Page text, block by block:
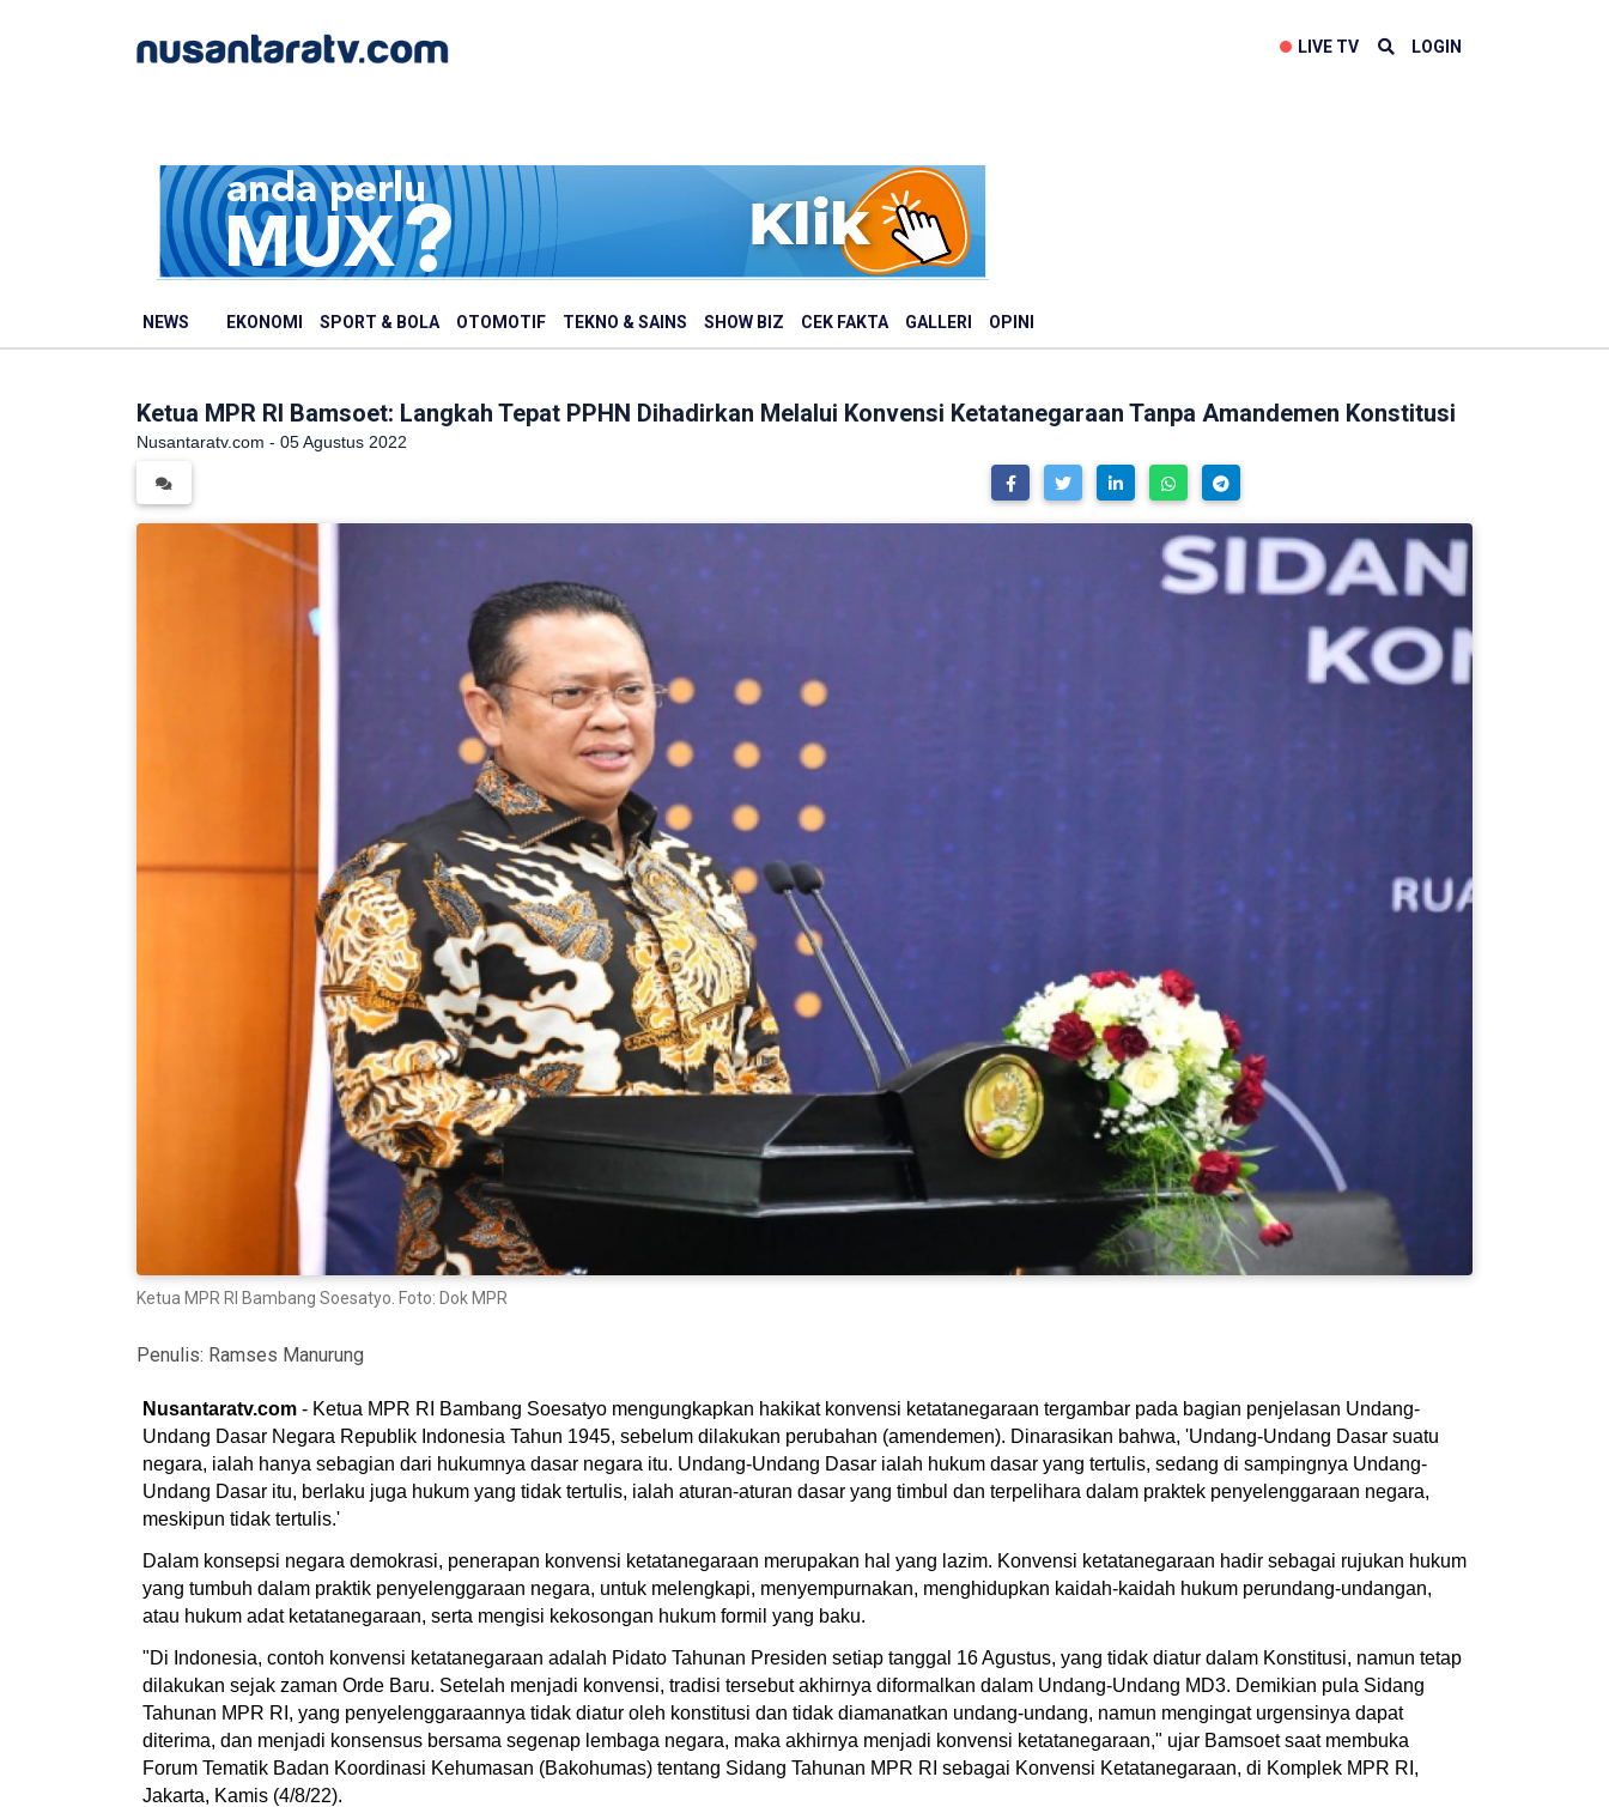
LIVE TV LOGIN
NEWS EKONOMI SPORT & BOLA OTOMOTIF TEKNO & SAINS SHOW BIZ CEK FAKTA GALLERI OPINI
Ketua MPR RI Bamsoet: Langkah Tepat PPHN Dihadirkan Melalui Konvensi Ketatanegaraan Tanpa Amandemen Konstitusi
Nusantaratv.com - 05 Agustus 2022
Ketua MPR RI Bambang Soesatyo. Foto: Dok MPR
Penulis: Ramses Manurung
Nusantaratv.com - Ketua MPR RI Bambang Soesatyo mengungkapkan hakikat konvensi ketatanegaraan tergambar pada bagian penjelasan Undang-
Undang Dasar Negara Republik Indonesia Tahun 1945, sebelum dilakukan perubahan (amendemen). Dinarasikan bahwa, 'Undang-Undang Dasar suatu
negara, ialah hanya sebagian dari hukumnya dasar negara itu. Undang-Undang Dasar ialah hukum dasar yang tertulis, sedang di sampingnya Undang-
Undang Dasar itu, berlaku juga hukum yang tidak tertulis, ialah aturan-aturan dasar yang timbul dan terpelihara dalam praktek penyelenggaraan negara,
meskipun tidak tertulis.'
Dalam konsepsi negara demokrasi, penerapan konvensi ketatanegaraan merupakan hal yang lazim. Konvensi ketatanegaraan hadir sebagai rujukan hukum
yang tumbuh dalam praktik penyelenggaraan negara, untuk melengkapi, menyempurnakan, menghidupkan kaidah-kaidah hukum perundang-undangan,
atau hukum adat ketatanegaraan, serta mengisi kekosongan hukum formil yang baku.
"Di Indonesia, contoh konvensi ketatanegaraan adalah Pidato Tahunan Presiden setiap tanggal 16 Agustus, yang tidak diatur dalam Konstitusi, namun tetap
dilakukan sejak zaman Orde Baru. Setelah menjadi konvensi, tradisi tersebut akhirnya diformalkan dalam Undang-Undang MD3. Demikian pula Sidang
Tahunan MPR RI, yang penyelenggaraannya tidak diatur oleh konstitusi dan tidak diamanatkan undang-undang, namun mengingat urgensinya dapat
diterima, dan menjadi konsensus bersama segenap lembaga negara, maka akhirnya menjadi konvensi ketatanegaraan," ujar Bamsoet saat membuka
Forum Tematik Badan Koordinasi Kehumasan (Bakohumas) tentang Sidang Tahunan MPR RI sebagai Konvensi Ketatanegaraan, di Komplek MPR RI,
Jakarta, Kamis (4/8/22).